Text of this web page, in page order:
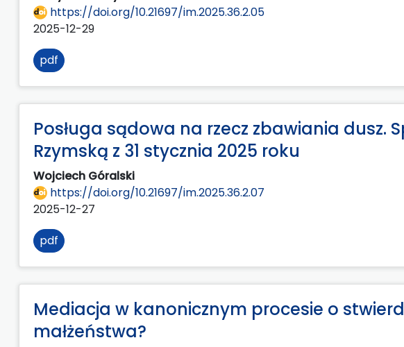
https://doi.org/10.21697/im.2025.36.2.05
2025-12-29
pdf
Posługa sądowa na rzecz zbawiania dusz.
Rzymską z 31 stycznia 2025 roku
Wojciech Góralski
https://doi.org/10.21697/im.2025.36.2.07
2025-12-27
pdf
Mediacja w kanonicznym procesie o
małżeństwa?